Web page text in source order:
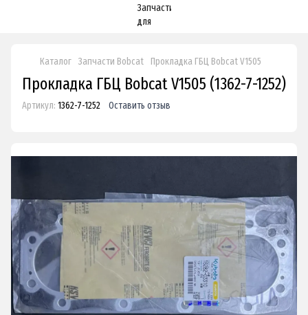
Каталог Запчасти Bobcat Прокладка ГБЦ Bobcat V1505
Прокладка ГБЦ Bobcat V1505 (1362-7-1252)
Артикул: 1362-7-1252 Оставить отзыв